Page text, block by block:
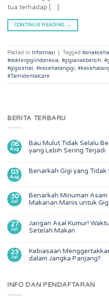
tua terhadap […]
CONTINUE READING →
Posted in Informasi | Tagged
#doktergigiindonesia, #gigianakbersih,
#gigisehat, #kesehatangigi,
#Tamidentalcare
BERITA TERBARU
06
Aug
Bau Mulut Tidak Selalu
yang Lebih Sering Terjadi
03
Aug
Benarkah Gigi yang
30
Jul
Benarkah Minuman
Makanan Manis untuk
27
Jul
Jangan Asal Kumur!
Setelah Makan
23
Jul
Kebiasaan
dalam Jangka Panjang?
INFO DAN PENDAFTARAN